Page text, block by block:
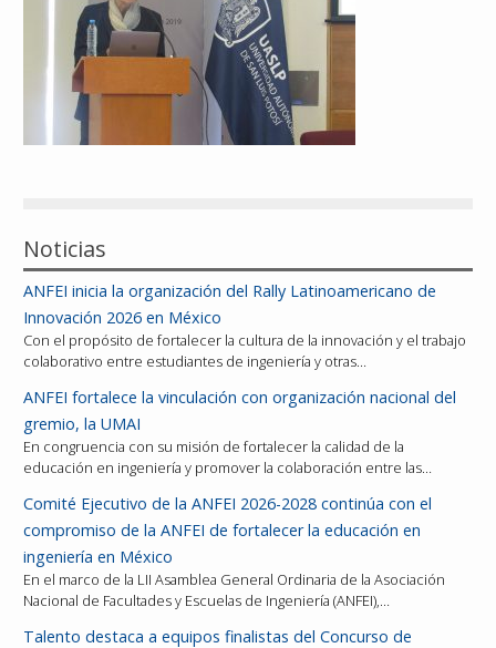
Afiliación
Noticias
ANFEI inicia la organización del Rally Latinoamericano de
Innovación 2026 en México
Con el propósito de fortalecer la cultura de la innovación y el trabajo
colaborativo entre estudiantes de ingeniería y otras…
ANFEI fortalece la vinculación con organización nacional del
gremio, la UMAI
En congruencia con su misión de fortalecer la calidad de la
educación en ingeniería y promover la colaboración entre las…
Comité Ejecutivo de la ANFEI 2026-2028 continúa con el
compromiso de la ANFEI de fortalecer la educación en
ingeniería en México
En el marco de la LII Asamblea General Ordinaria de la Asociación
Nacional de Facultades y Escuelas de Ingeniería (ANFEI),…
Talento destaca a equipos finalistas del Concurso de